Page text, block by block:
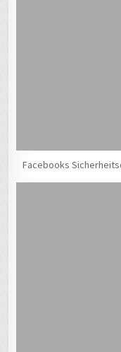
Facebooks